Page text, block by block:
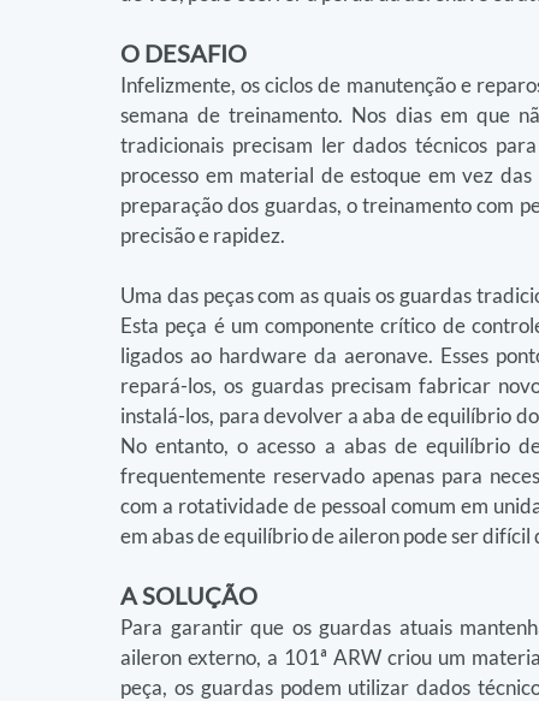
O DESAFIO
Infelizmente, os ciclos de manutenção e
semana de treinamento. Nos dias em que
tradicionais precisam ler dados técnicos
processo em material de estoque em vez
preparação dos guardas, o treinamento com
precisão e rapidez.
Uma das peças com as quais os guardas
Esta peça é um componente crítico de
ligados ao hardware da aeronave. Esses
repará-los, os guardas precisam fabricar
instalá-los, para devolver a aba de equilíbrio
No entanto, o acesso a abas de equilíbrio
frequentemente reservado apenas para
com a rotatividade de pessoal comum em
em abas de equilíbrio de aileron pode ser difícil
A SOLUÇÃO
Para garantir que os guardas atuais
aileron externo, a 101ª ARW criou um
peça, os guardas podem utilizar dados